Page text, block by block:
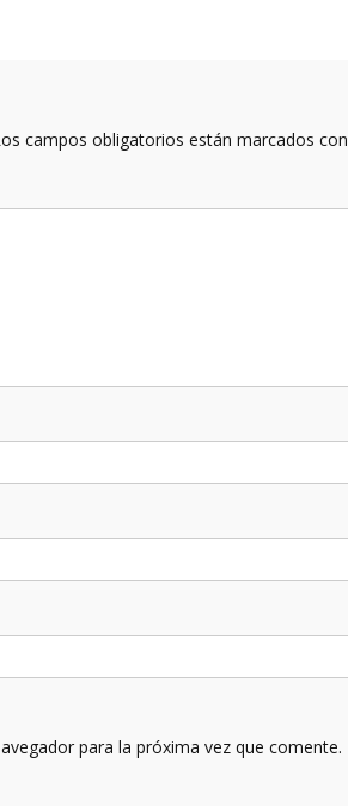
campos obligatorios están marcados con
para la próxima vez que comente.